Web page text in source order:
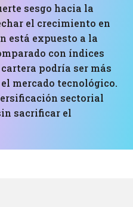
sesgo hacia la
el crecimiento en
está expuesto a la
con índices
podría ser más
mercado tecnológico.
sectorial
sacrificar el